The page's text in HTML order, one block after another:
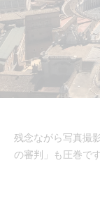
残念ながら写真撮
の審判」も圧巻です